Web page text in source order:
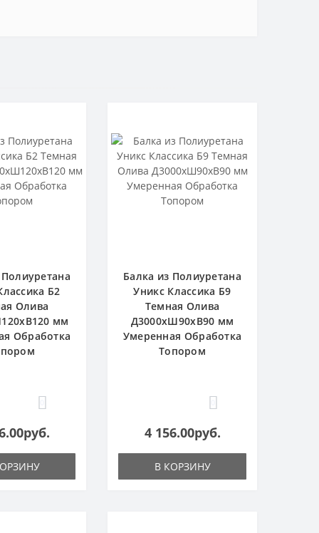
Б2
Олива
мм
Обработка
Балка из Полиуретана
Уникс Классика Б9
Темная Олива
Д3000хШ90хВ90 мм
Умеренная Обработка
Топором
4 156.00руб.
В КОРЗИНУ